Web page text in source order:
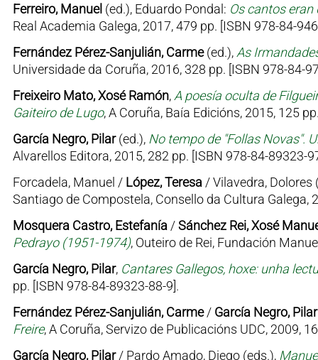
Ferreiro, Manuel (ed.), Eduardo Pondal: Os cantos
Real Academia Galega, 2017, 479 pp. [ISBN 978-84-
Fernández Pérez-Sanjulián, Carme(ed.), As
Universidade da Coruña, 2016, 328 pp. [ISBN 978-84-
Freixeiro Mato, Xosé Ramón, A poesía oculta de
Gaiteiro de Lugo, A Coruña, Baía Edicións, 2015, 125
García Negro, Pilar(ed.), No tempo de "Follas Novas".
Alvarellos Editora, 2015, 282 pp. [ISBN 978-84-89323-
Forcadela, Manuel / López, Teresa / Vilavedra, Dolores
Santiago de Compostela, Consello da Cultura Galega,
Mosquera Castro, Estefanía /Sánchez Rei, Xosé
Pedrayo (1951-1974), Outeiro de Rei, Fundación
García Negro, Pilar, Cantares Gallegos, hoxe: unha
pp. [ISBN 978-84-89323-88-9].
Fernández Pérez-Sanjulián, Carme/ García Negro, Pilar
Freire, A Coruña, Servizo de Publicacións UDC, 2009,
García Negro, Pilar/ Pardo Amado, Diego (eds.),